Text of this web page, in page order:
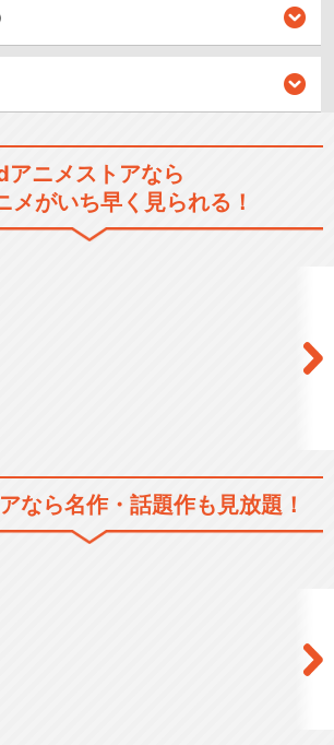
苛立ちを知ってから知らずか、悠二はその翌日、
入れる。
ニメ作品
灼眼のシャナ
灼眼のシャナⅢ-FINAL-
アニメストアなら
メがいち早く見られる！
なら名作・話題作も見放題！